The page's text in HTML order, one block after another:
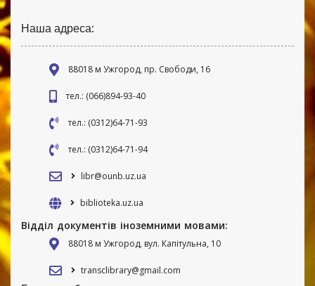
Наша адреса:
88018 м Ужгород, пр. Свободи, 16
тел.: (066)894-93-40
тел.: (0312)64-71-93
тел.: (0312)64-71-94
libr@ounb.uz.ua
biblioteka.uz.ua
Відділ документів іноземними мовами:
88018 м Ужгород, вул. Капітульна, 10
transclibrary@gmail.com